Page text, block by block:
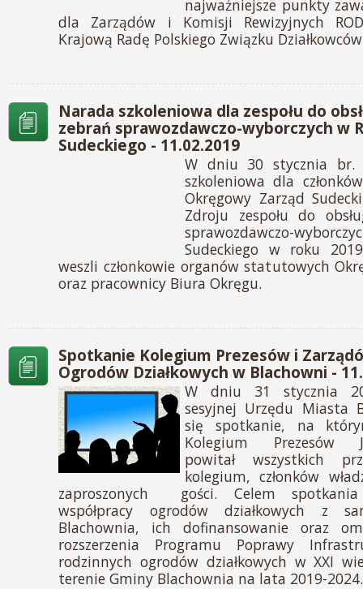
najważniejsze punkty
dla Zarządów i Komisji Rewizyjnych
Krajową Radę Polskiego Związku
Narada szkoleniowa dla zespołu do
zebrań sprawozdawczo-wyborczych w
Sudeckiego - 11.02.2019
W dniu 30 stycznia br.
szkoleniowa dla
Okręgowy Zarząd
Zdroju zespołu do
sprawozdawczo-
Sudeckiego w roku
weszli członkowie organów statutowych
oraz pracownicy Biura Okręgu.
Spotkanie Kolegium Prezesów i
Ogrodów Działkowych w Blachowni -
W dniu 31 stycznia
sesyjnej Urzędu Miasta
się spotkanie, na
Kolegium Prezesów
powitał wszystkich
kolegium, członków
zaproszonych gości. Celem spotkania
współpracy ogrodów działkowych z
Blachownia, ich dofinansowanie oraz
rozszerzenia Programu Poprawy
rodzinnych ogrodów działkowych w XXI
terenie Gminy Blachownia na lata 2019-2024.